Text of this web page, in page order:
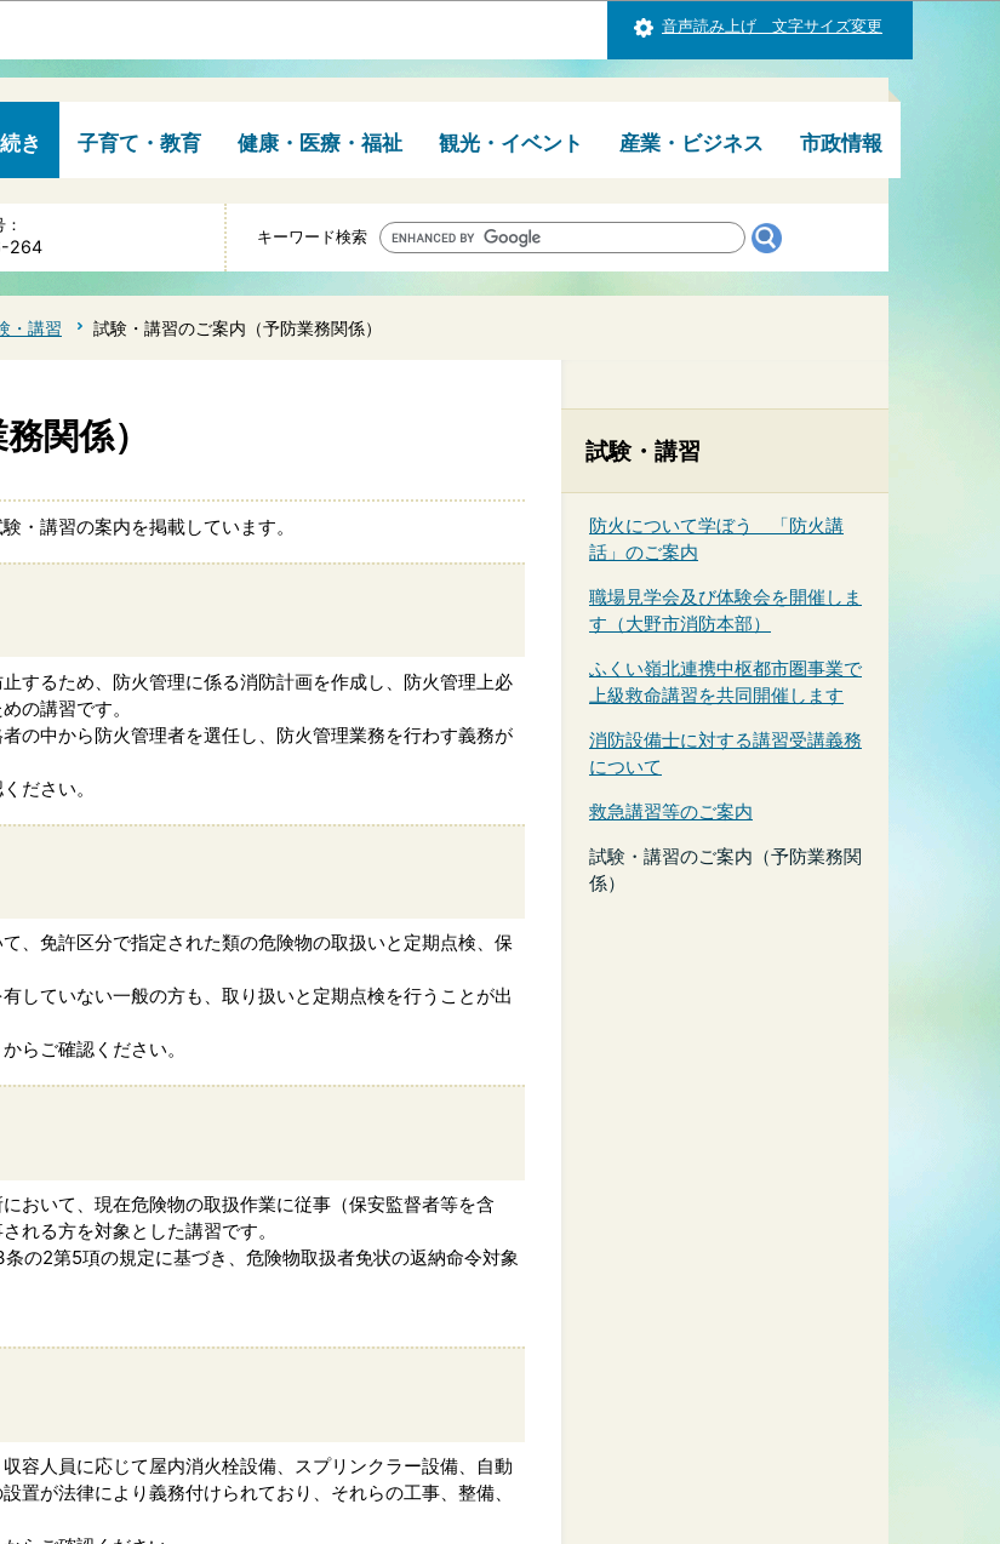
音声読み上げ 文字サイズ変更
き 子育て・教育 健康・医療・福祉 観光・イベント 産業・ビジネス 市政情報
264 キーワード検索
・講習 試験・講習のご案内（予防業務関係）
関係）
・講習の案内を掲載しています。
するため、防火管理に係る消防計画を作成し、防火管理上必
の講習です。
の中から防火管理者を選任し、防火管理業務を行わす義務が
ださい。
、免許区分で指定された類の危険物の取扱いと定期点検、保
していない一般の方も、取り扱いと定期点検を行うことが出
らご確認ください。
おいて、現在危険物の取扱作業に従事（保安監督者等を含
れる方を対象とした講習です。
の2第5項の規定に基づき、危険物取扱者免状の返納命令対象
容人員に応じて屋内消火栓設備、スプリンクラー設備、自動
置が法律により義務付けられており、それらの工事、整備、
試験・講習
防火について学ぼう 「防火講
話」のご案内
職場見学会及び体験会を開催しま
す（大野市消防本部）
ふくい嶺北連携中枢都市圏事業で
上級救命講習を共同開催します
消防設備士に対する講習受講義務
について
救急講習等のご案内
試験・講習のご案内（予防業務関
係）